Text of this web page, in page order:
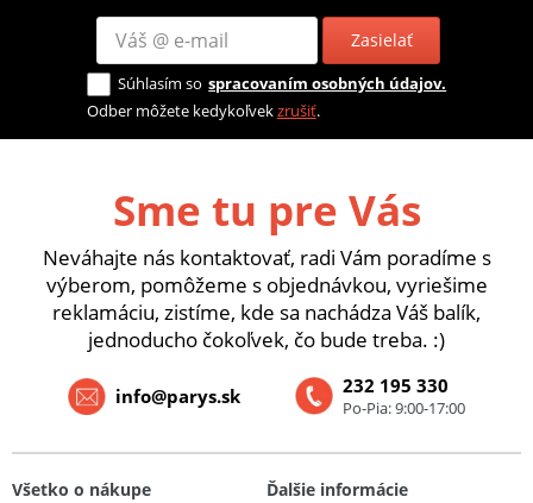
Zasielať
Súhlasím so spracovaním osobných údajov.
Odber môžete kedykoľvekzrušiť.
Sme tu pre Vás
Neváhajte nás kontaktovať, radi Vám poradíme s
výberom, pomôžeme s objednávkou, vyriešime
reklamáciu, zistíme, kde sa nachádza Váš balík,
jednoducho čokoľvek, čo bude treba. :)
232 195 330
Po-Pia: 9:00-17:00
info@parys.sk
Všetko o nákupe
Ďalšie informácie